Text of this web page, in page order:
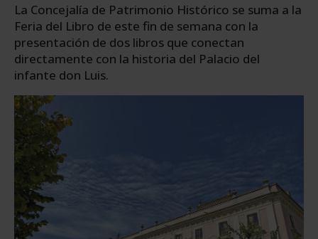
La Concejalía de Patrimonio Histórico se suma a la
Feria del Libro de este fin de semana con la
presentación de dos libros que conectan
directamente con la historia del Palacio del
infante don Luis.